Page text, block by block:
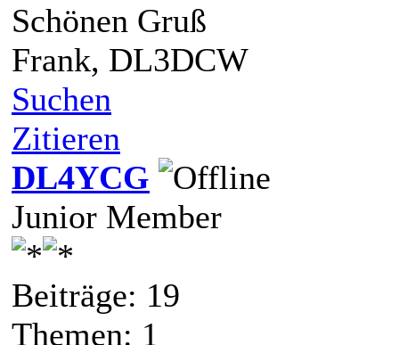
Schönen Gruß
Frank, DL3DCW
Suchen
Zitieren
DL4YCG
Junior Member
Beiträge: 19
Themen: 1